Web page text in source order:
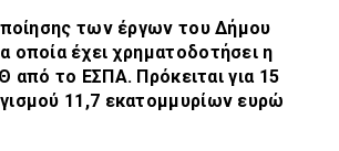
των έργων του Δήμου
οποία έχει χρηματοδοτήσει η
από το ΕΣΠΑ. Πρόκειται για 15
11,7 εκατομμυρίων ευρώ